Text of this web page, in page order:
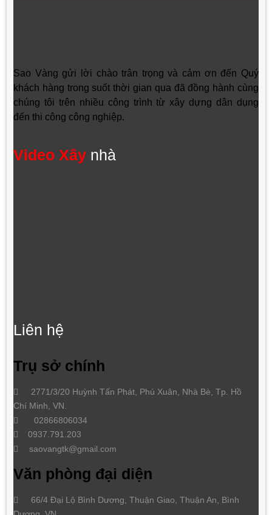
Sao Vàng gửi lời chào trân trọng và cảm ơn đến Quý
khách hàng trong suốt thời gian qua đã đồng hành cùng
chúng tôi trên nhiều công trình từ xây dựng dân dụng
đến thi công công nghiệp.
Video Xâynhà
Liên hệ
Trụ sở chính
2771/3/20 Huỳnh Tấn Phát, Phú Xuân, Nhà Bè, Tp. Hồ
Chí Minh , VN.
02866806034
0937.791.203
saovangtk@gmail.com
Văn phòng đại diện
66/4 Đại Lộ Bình Dương, Thuận Giao, Thuận An, Bình